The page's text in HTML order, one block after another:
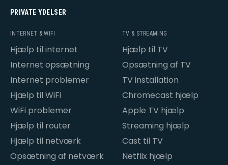
PRIVATE YDELSER
INTERNET & WIFI
Hjælp til internet
Internet opsætning
Internet problemer
Hjælp til WiFi
WiFi problemer
Hjælp til router
Hjælp til netværk
Opsætning af netværk
TV & STREAMING
Hjælp til TV
Opsætning af TV
TV installation
Chromecast hjælp
Apple TV hjælp
Streaming hjælp
Cast til TV
Netflix hjælp